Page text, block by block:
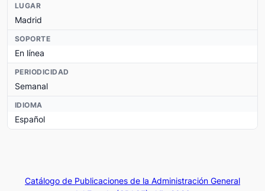
LUGAR
Madrid
SOPORTE
En línea
PERIODICIDAD
Semanal
IDIOMA
Español
Catálogo de Publicaciones de la Administración General